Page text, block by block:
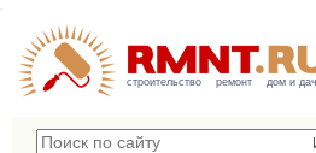
строительство ремонт дом и